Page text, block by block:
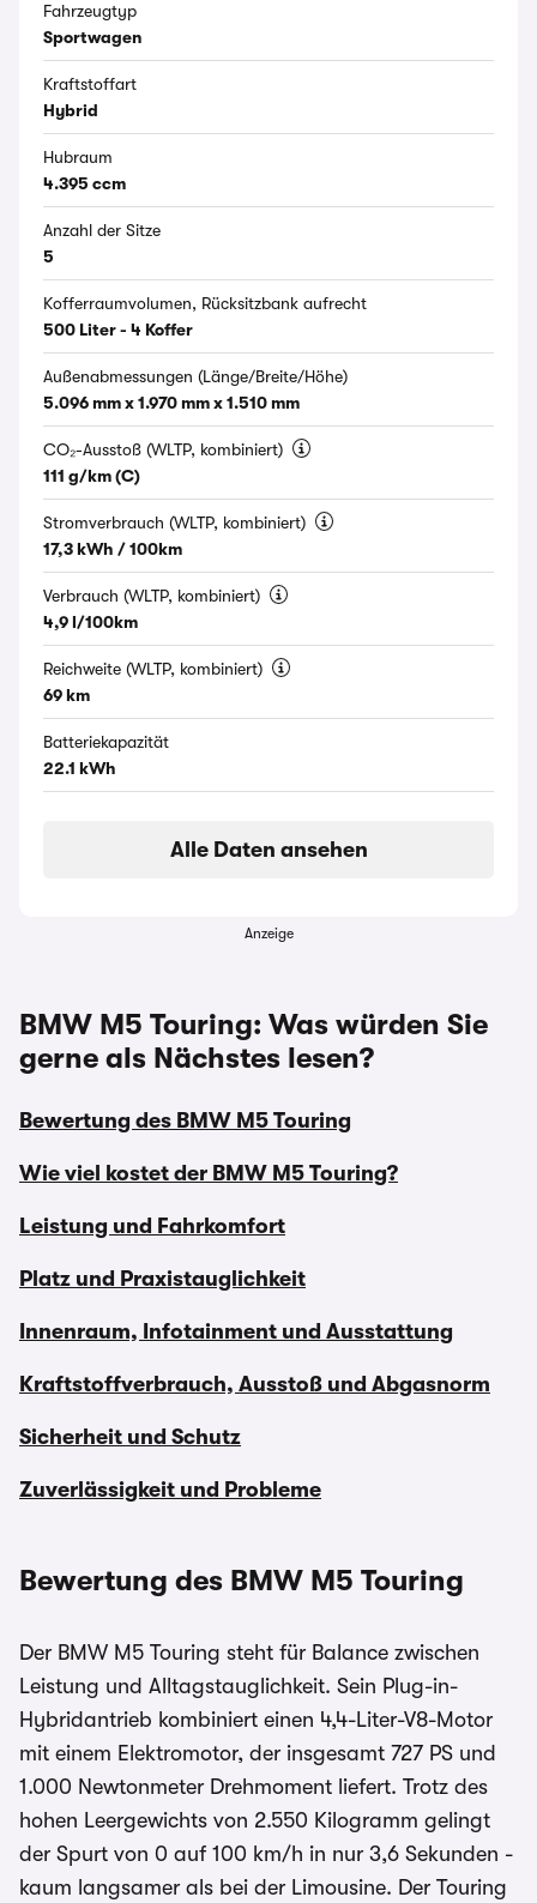
Fahrzeugtyp
Sportwagen
Kraftstoffart
Hybrid
Hubraum
4.395 ccm
Anzahl der Sitze
5
Kofferraumvolumen, Rücksitzbank aufrecht
500 Liter - 4 Koffer
Außenabmessungen (Länge/Breite/Höhe)
5.096 mm x 1.970 mm x 1.510 mm
CO₂-Ausstoß (WLTP, kombiniert)
111 g/km (C)
Stromverbrauch (WLTP, kombiniert)
17,3 kWh / 100km
Verbrauch (WLTP, kombiniert)
4,9 l/100km
Reichweite (WLTP, kombiniert)
69 km
Batteriekapazität
22.1 kWh
Alle Daten ansehen
Anzeige
BMW M5 Touring: Was würden Sie
gerne als Nächstes lesen?
Bewertung des BMW M5 Touring
Wie viel kostet der BMW M5 Touring?
Leistung und Fahrkomfort
Platz und Praxistauglichkeit
Innenraum, Infotainment und Ausstattung
Kraftstoffverbrauch, Ausstoß und Abgasnorm
Sicherheit und Schutz
Zuverlässigkeit und Probleme
Bewertung des BMW M5 Touring
Der BMW M5 Touring steht für Balance zwischen
Leistung und Alltagstauglichkeit. Sein Plug-in-
Hybridantrieb kombiniert einen 4,4-Liter-V8-Motor
mit einem Elektromotor, der insgesamt 727 PS und
1.000 Newtonmeter Drehmoment liefert. Trotz des
hohen Leergewichts von 2.550 Kilogramm gelingt
der Spurt von 0 auf 100 km/h in nur 3,6 Sekunden -
kaum langsamer als bei der Limousine. Der Touring